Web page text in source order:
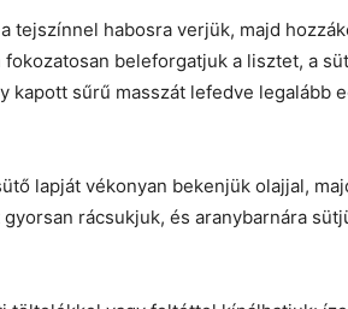
tejszínnel habosra verjük, majd
fokozatosan beleforgatjuk a lisztet, a
kapott sűrű masszát lefedve legalább
lapját vékonyan bekenjük olajjal,
rácsukjuk, és aranybarnára